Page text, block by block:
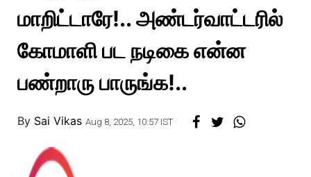
Television
Story
மாறிட்டாரே!.. அண்டர்வாட்டரில்
கோமாளி பட நடிகை என்ன
பண்றாரு பாருங்க!..
By Sai Vikas Aug 8, 2025, 10:57 IST